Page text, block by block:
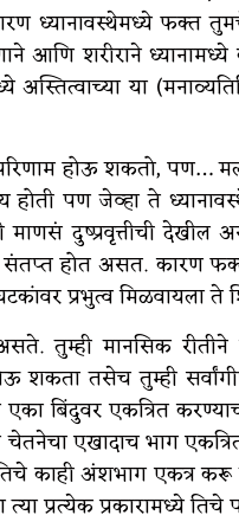
ध्यानावस्थेमध्ये फक्त
आणि शरीराने
अस्तित्वाच्या या
परिणाम होऊ शकतो,
होती पण जेव्हा ते
दुष्प्रवृत्तीची देखील
होत असत. कारण
प्रभुत्व मिळवायला
तुम्ही मानसिक
शकता तसेच तुम्ही
एका बिंदुवर एकत्रित
चेतनेचा एखादाच भाग
काही अंशभाग एकत्र
प्रत्येक प्रकारामध्ये तिचे